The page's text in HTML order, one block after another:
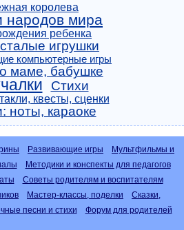
королева
народов мира
ребенка
игрушки
компьютерные игры
маме, бабушке
Стихи
квесты, сценки
ноты, караоке
Развивающие игры
Мультфильмы и
Методики и конспекты для педагогов
Советы родителям и воспитателям
Мастер-классы, поделки
Сказки,
песни и стихи Форум для родителей